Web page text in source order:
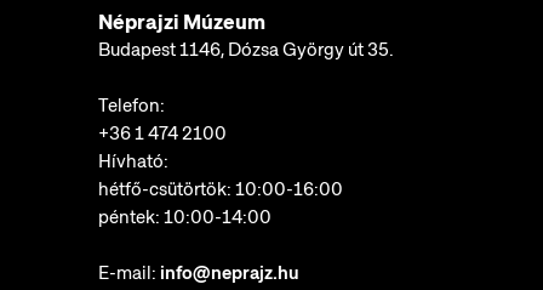
Néprajzi Múzeum
Budapest 1146, Dózsa György út 35.
Telefon:
+36 1 474 2100
Hívható:
hétfő-csütörtök: 10:00-16:00
péntek: 10:00-14:00
E-mail: info@neprajz.hu